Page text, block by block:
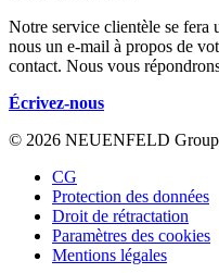
Notre service clientèle se
nous un e-mail à propos de
contact. Nous vous
Écrivez-nous
© 2026 NEUENFELD Group
CG
Protection des données
Droit de rétractation
Paramètres des cookies
Mentions légales